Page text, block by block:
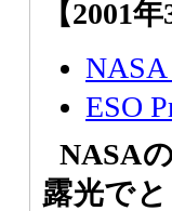
【2001
NASA
ESO
NASA
露光で